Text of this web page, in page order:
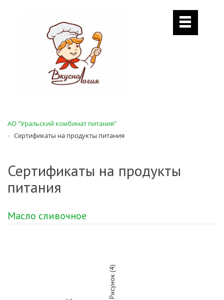
АО "Уральский комбинат питания"
Сертификаты на продукты питания
Сертификаты на продукты
питания
Масло сливочное